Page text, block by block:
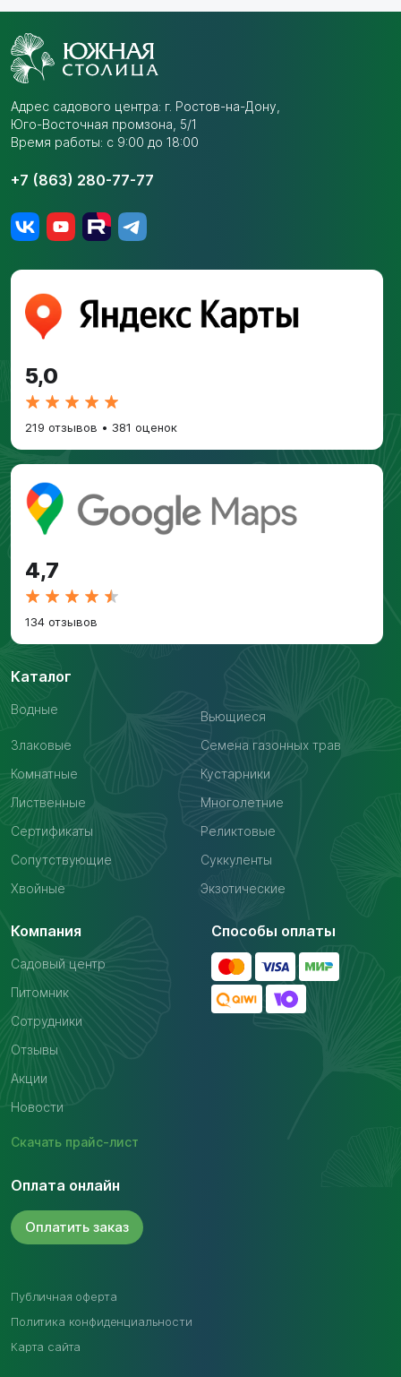
Адрес садового центра: г. Ростов-на-Дону,
Юго-Восточная промзона, 5/1
Время работы: с 9:00 до 18:00
+7 (863) 280-77-77
5,0
219 отзывов • 381 оценок
4,7
134 отзывов
Каталог
Водные
Вьющиеся
Злаковые
Семена газонных трав
Комнатные
Кустарники
Лиственные
Многолетние
Сертификаты
Реликтовые
Сопутствующие
Суккуленты
Хвойные
Экзотические
Компания
Садовый центр
Питомник
Сотрудники
Отзывы
Акции
Новости
Скачать прайс-лист
Способы оплаты
Оплата онлайн
Оплатить заказ
Публичная оферта
Политика конфиденциальности
Карта сайта